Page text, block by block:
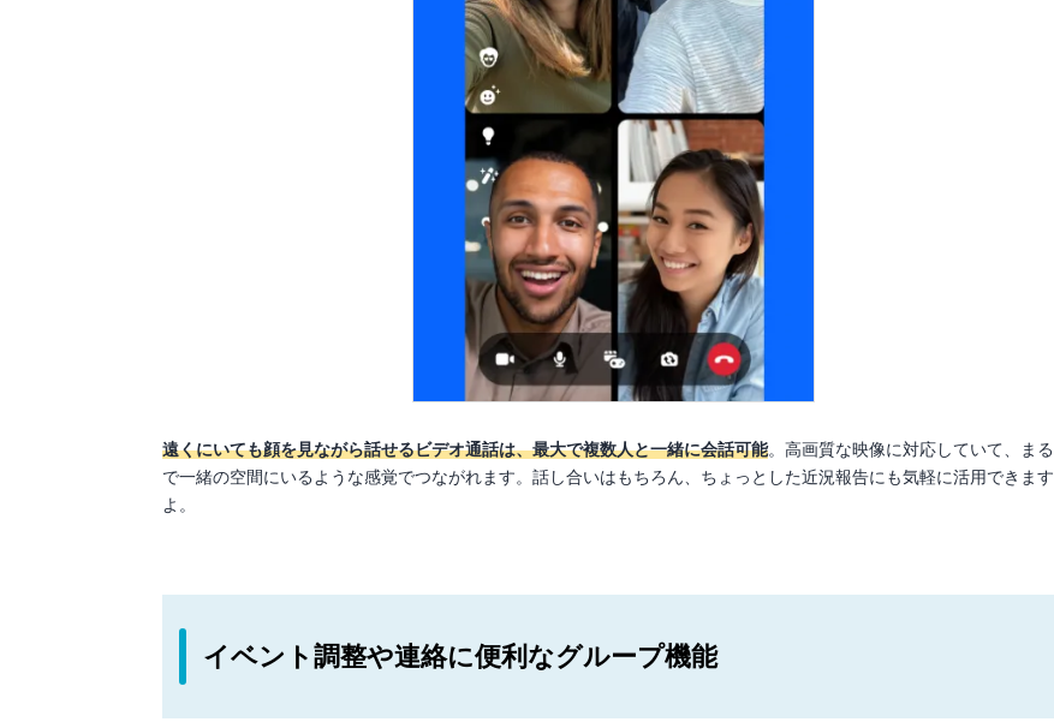
遠くにいても顔を見ながら話せるビデオ通話は、最大で複数人と一緒に会話可能。高画質な映像に対応していて、まる
で一緒の空間にいるような感覚でつながれます。話し合いはもちろん、ちょっとした近況報告にも気軽に活用できます
よ。
イベント調整や連絡に便利なグループ機能